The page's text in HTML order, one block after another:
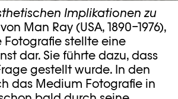
Implikationen zu
Man Ray (USA, 1890–1976),
Fotografie stellte eine
dar. Sie führte dazu, dass
gestellt wurde. In den
das Medium Fotografie in